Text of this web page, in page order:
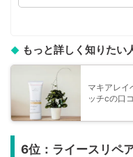
もっと詳しく知りたい
マキアレイ
ッチcの口
6位：ライースリペ